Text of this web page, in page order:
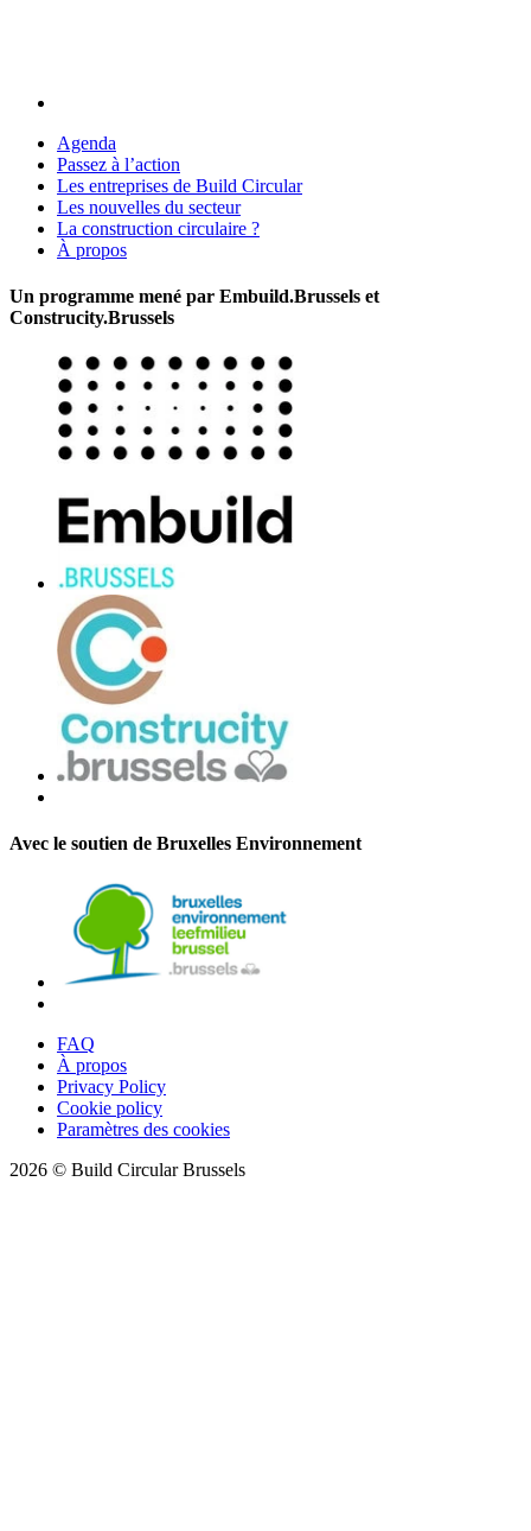
Agenda
Passez à l’action
Les entreprises de Build Circular
Les nouvelles du secteur
La construction circulaire ?
À propos
Un programme mené par Embuild.Brussels et
Construcity.Brussels
Avec le soutien de Bruxelles Environnement
FAQ
À propos
Privacy Policy
Cookie policy
Paramètres des cookies
2026 © Build Circular Brussels